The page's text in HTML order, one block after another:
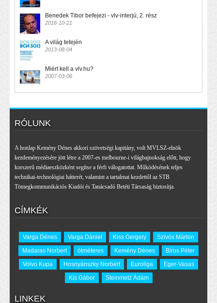
Benedek Tibor befejezi - vlv-interjú, 2. rész
2016-10-21
A világ tetején
2013-08-04
Miért kell a vlv.hu?
2007-03-06
RÓLUNK
A honlap Kemény Dénes akkori szövetségi kapitány, volt MVLSZ-elnök
kezdeményezésére jött létre a 2007-es melbourne-i világbajnokság előtt, hogy
korszerű médiaeszközként segítse a férfi válogatottat. Működésének teljes
technikai-technológiai hátterét, valamint a tartalmat kezdettől az STB
Tömegkommunikációs Kiadói és Tanácsadó Betéti Társaság biztosítja.
CÍMKÉK
Varga Dénes Varga Dániel Kiss Gergely
Szivós Márton
Madaras Norbert
ötméteres Kemény Dénes
Biros Péter
Volvo Kupa
Hosnyánszky Norbert Euroliga
Eger-Vasas
Kis Gábor
Steinmetz Ádám
LINKEK